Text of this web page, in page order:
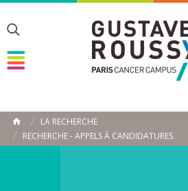
Toggle
Toggle
Toggle
ACCUEIL
LA RECHERCHE
RECHERCHE - APPELS À CANDIDATURES